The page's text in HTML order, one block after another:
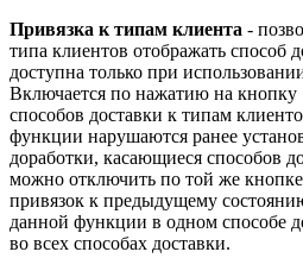
Привязка к типам клиента -
типа клиентов отображать способ
доступна только при
Включается по нажатию на
способов доставки к типам
функции нарушаются ранее
доработки, касающиеся способов
можно отключить по той же
привязок к предыдущему
данной функции в одном способе
во всех способах доставки.